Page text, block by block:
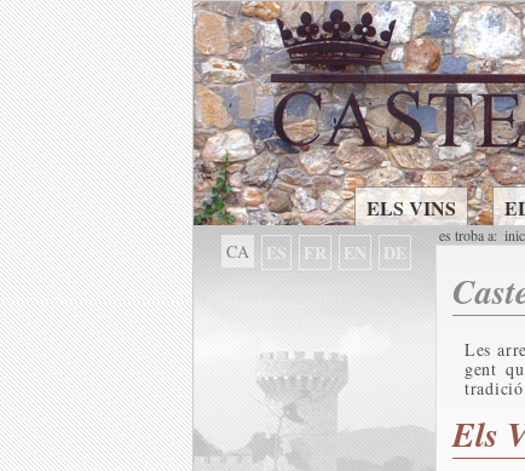
ELS VINS
CA ES FR EN DE
es troba a:
Les
gent
Els